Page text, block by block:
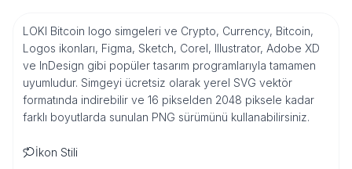
LOKI Bitcoin logo simgeleri ve Crypto, Currency, Bitcoin,
Logos ikonları, Figma, Sketch, Corel, Illustrator, Adobe XD
ve InDesign gibi popüler tasarım programlarıyla tamamen
uyumludur. Simgeyi ücretsiz olarak yerel SVG vektör
formatında indirebilir ve 16 pikselden 2048 piksele kadar
farklı boyutlarda sunulan PNG sürümünü kullanabilirsiniz.
İkon Stili